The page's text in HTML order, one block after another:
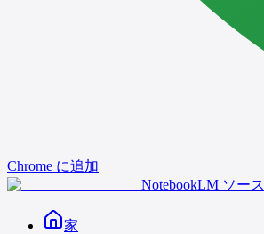
Chrome に追加
NotebookLM ソース
家